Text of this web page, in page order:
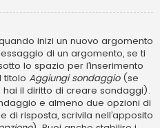
inizi un nuovo argomento
di un argomento, se ti
lo spazio per l’inserimento
titolo Aggiungi sondaggio(se
il diritto di creare sondaggi).
e almeno due opzioni di
di risposta, scrivila nell’apposito